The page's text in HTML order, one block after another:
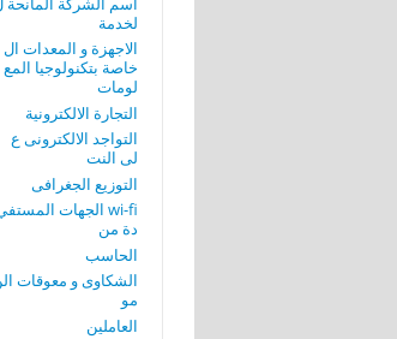
لخدمة
الاجهزة و المعدات ال
خاصة بتكنولوجيا المع
لومات
التجارة الالكترونية
التواجد الالكترونى ع
لى النت
التوزيع الجغرافى
wi-fi الجهات المستفي
دة من
الحاسب
الشكاوى و معوقات
مو
العاملين